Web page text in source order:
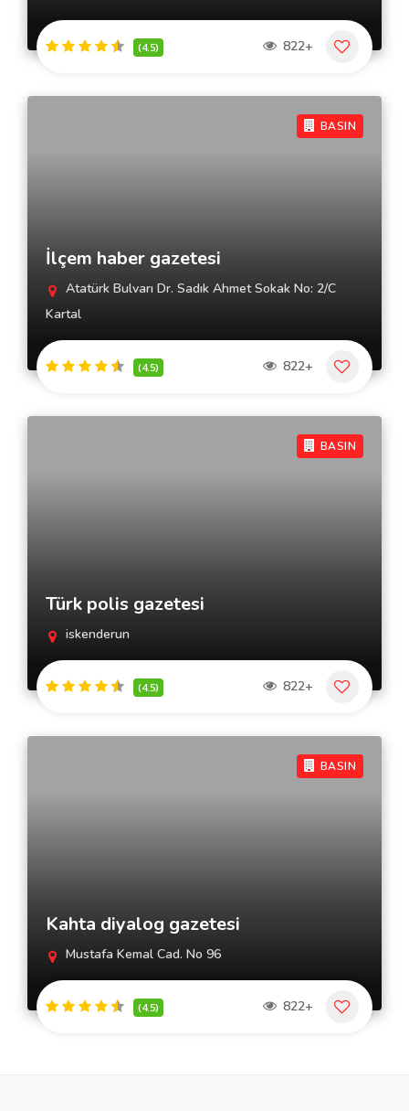
(4.5) 822+
BASIN
İlçem haber gazetesi
Atatürk Bulvarı Dr. Sadık Ahmet Sokak No: 2/C
Kartal
(4.5) 822+
BASIN
Türk polis gazetesi
iskenderun
(4.5) 822+
BASIN
Kahta diyalog gazetesi
Mustafa Kemal Cad. No 96
(4.5) 822+